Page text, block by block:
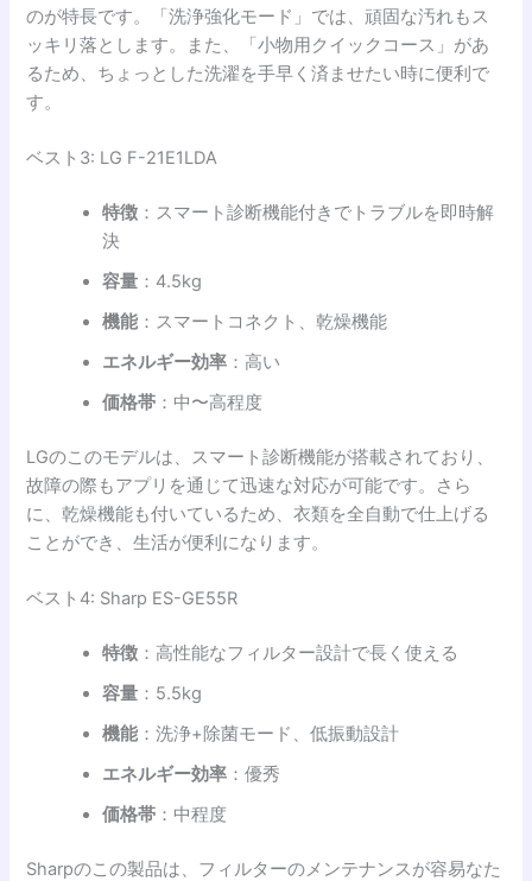
のが特長です。「洗浄強化モード」では、頑固な汚れもス
ッキリ落とします。また、「小物用クイックコース」があ
るため、ちょっとした洗濯を手早く済ませたい時に便利で
す。
ベスト3: LG F-21E1LDA
特徴 ：スマート診断機能付きでトラブルを即時解
決
容量 ：4.5kg
機能 ：スマートコネクト、乾燥機能
エネルギー効率 ：高い
価格帯 ：中〜高程度
LGのこのモデルは、スマート診断機能が搭載されており、
故障の際もアプリを通じて迅速な対応が可能です。さら
に、乾燥機能も付いているため、衣類を全自動で仕上げる
ことができ、生活が便利になります。
ベスト4: Sharp ES-GE55R
特徴 ：高性能なフィルター設計で長く使える
容量 ：5.5kg
機能 ：洗浄+除菌モード、低振動設計
エネルギー効率 ：優秀
価格帯 ：中程度
Sharpのこの製品は、フィルターのメンテナンスが容易なた